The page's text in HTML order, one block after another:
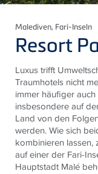
Malediven, Fari-Inseln
Resort
Luxus trifft
Traumhotels nicht
immer häufiger
insbesondere auf
Land von den
werden. Wie sich
kombinieren lassen,
auf einer der Fari-
Hauptstadt Malé